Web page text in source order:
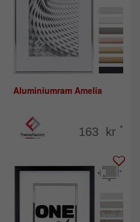
Aluminiumram Amelia
163 kr *